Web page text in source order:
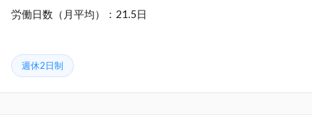
労働日数（月平均）：21.5日
週休2日制